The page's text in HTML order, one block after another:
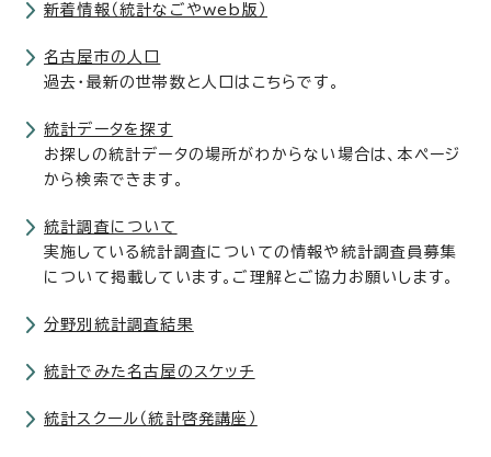
新着情報（統計なごやweb版）
名古屋市の人口
過去・最新の世帯数と人口はこちらです。
統計データを探す
お探しの統計データの場所がわからない場合は、本ページ
から検索できます。
統計調査について
実施している統計調査についての情報や統計調査員募集
について掲載しています。ご理解とご協力お願いします。
分野別統計調査結果
統計でみた名古屋のスケッチ
統計スクール（統計啓発講座）